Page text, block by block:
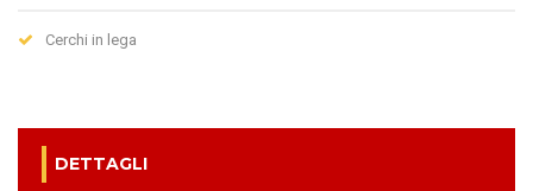
Cerchi in lega
DETTAGLI